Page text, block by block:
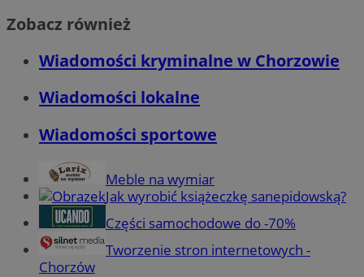
Zobacz również
Wiadomości kryminalne w Chorzowie
Wiadomości lokalne
Wiadomości sportowe
Meble na wymiar
Jak wyrobić książeczkę sanepidowską?
Części samochodowe do -70%
Tworzenie stron internetowych -
Chorzów